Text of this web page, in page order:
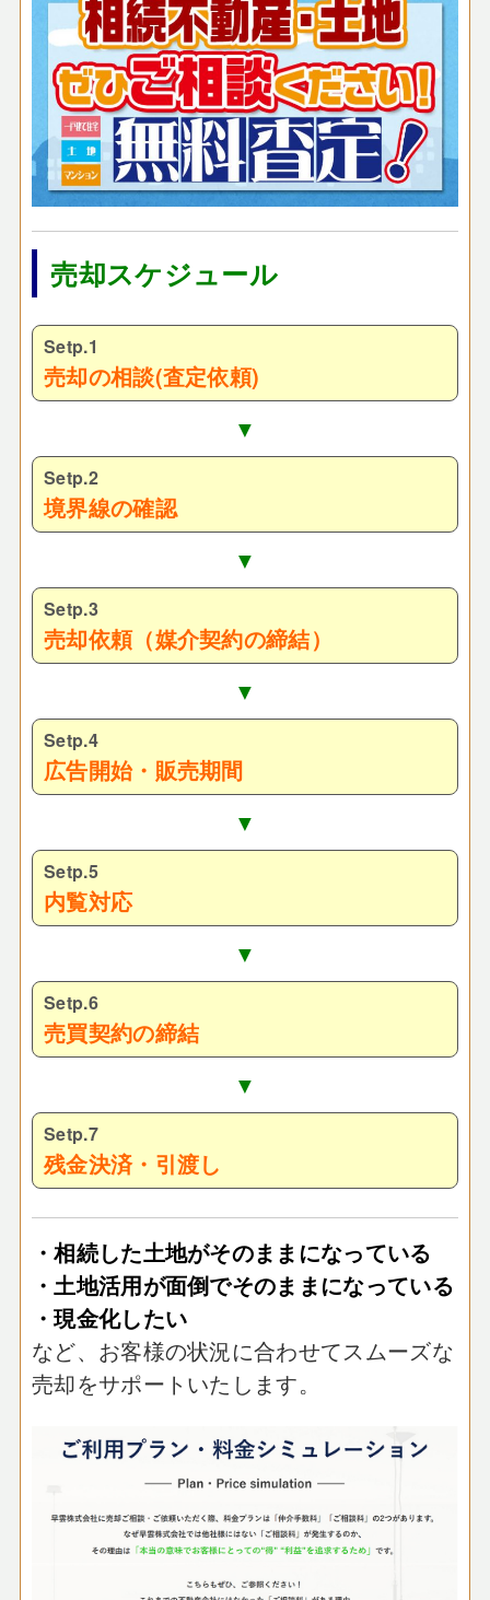
売却スケジュール
Setp.1
売却の相談(査定依頼)
▼
Setp.2
境界線の確認
▼
Setp.3
売却依頼（媒介契約の締結）
▼
Setp.4
広告開始・販売期間
▼
Setp.5
内覧対応
▼
Setp.6
売買契約の締結
▼
Setp.7
残金決済・引渡し
・相続した土地がそのままになっている
・土地活用が面倒でそのままになっている
・現金化したい
など、お客様の状況に合わせてスムーズな
売却をサポートいたします。